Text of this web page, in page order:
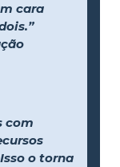
cara
com
o torna